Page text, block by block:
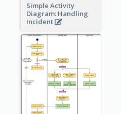
Simple Activity
Diagram: Handling
Incident